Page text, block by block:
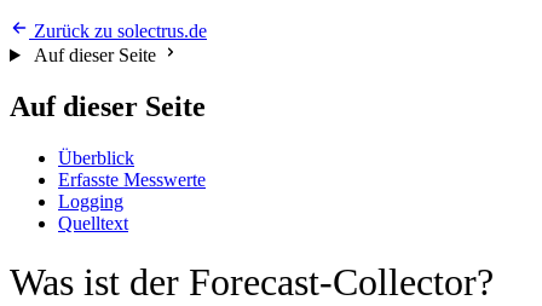
Zurück zu solectrus.de
Auf dieser Seite
Auf dieser Seite
Überblick
Erfasste Messwerte
Logging
Quelltext
Was ist der Forecast-Collector?